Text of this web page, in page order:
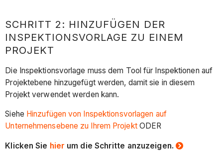
SCHRITT 2: HINZUFÜGEN DER
INSPEKTIONSVORLAGE ZU EINEM
PROJEKT
Die Inspektionsvorlage muss dem Tool für Inspektionen auf
Projektebene hinzugefügt werden, damit sie in diesem
Projekt verwendet werden kann.
Siehe Hinzufügen von Inspektionsvorlagen auf
Unternehmensebene zu Ihrem ProjektODER
Klicken Sie hier um die Schritte anzuzeigen.